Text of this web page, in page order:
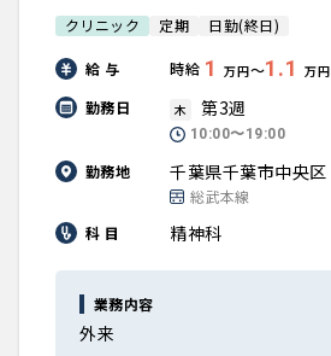
クリニック 定期 日勤(終日)
給 与 時給 1 万円〜1.1 万円
勤務日 木 第3週
10:00〜19:00
勤務地 千葉県千葉市中央区
総武本線
科 目
精神科
業務内容
外来